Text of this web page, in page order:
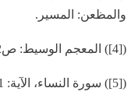
والمظعن: المسير.
([4]) المعجم الوسيط: ص1052.
([5]) سورة النساء، الآية: 131.